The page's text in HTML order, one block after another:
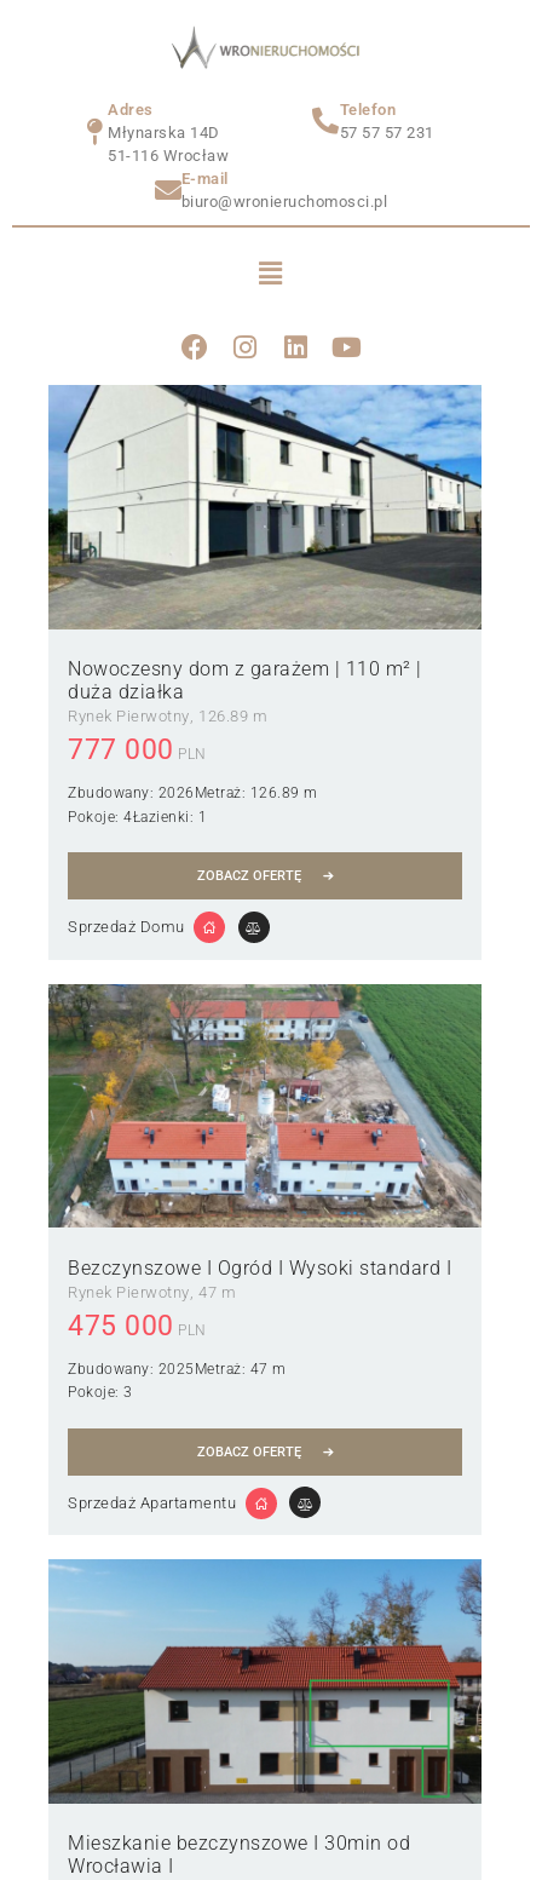
Adres
Młynarska 14D
51-116 Wrocław
Telefon
57 57 57 231
E-mail
biuro@wronieruchomosci.pl
Nowoczesny dom z garażem | 110 m² |
duża działka
Rynek Pierwotny 126.89 m
777 000 PLN
Zbudowany: 2026 Metraż: 126.89 m
Pokoje: 4Łazienki: 1
ZOBACZ OFERTĘ
Sprzedaż Domu
Bezczynszowe I Ogród I Wysoki standard I
Rynek Pierwotny 47 m
475 000 PLN
Zbudowany: 2025 Metraż: 47 m
Pokoje: 3
ZOBACZ OFERTĘ
Sprzedaż Apartamentu
Mieszkanie bezczynszowe I 30min od
Wrocławia I